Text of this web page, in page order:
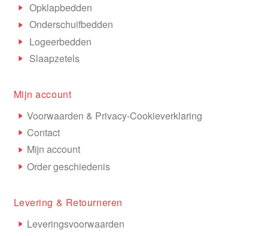
Opklapbedden
Onderschuifbedden
Logeerbedden
Slaapzetels
Mijn account
Voorwaarden & Privacy-Cookieverklaring
Contact
Mijn account
Order geschiedenis
Levering & Retourneren
Leveringsvoorwaarden